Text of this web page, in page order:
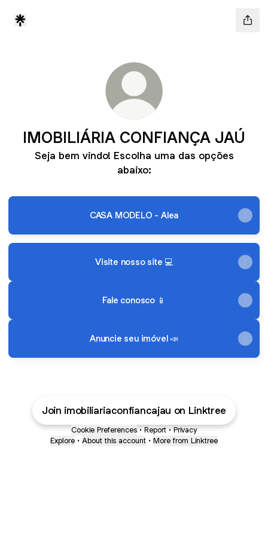
IMOBILIÁRIA CONFIANÇA JAÚ
Seja bem vindo! Escolha uma das opções
abaixo:
CASA MODELO - Alea
Visite nosso site 💻
Fale conosco 📱
Anuncie seu imóvel 📣
Join imobiliariaconfiancajau on Linktree
Cookie Preferences • Report • Privacy
Explore • About this account • More from Linktree